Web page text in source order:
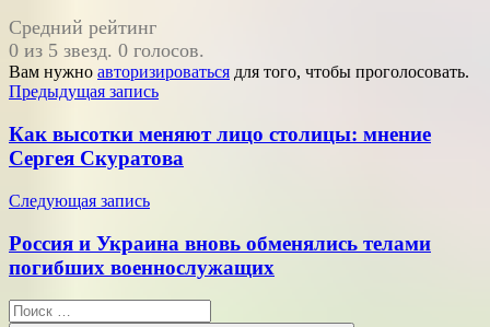
Средний рейтинг
0 из 5 звезд. 0 голосов.
Вам нужно авторизироваться для того, чтобы проголосовать.
Навигация
по
записям
Предыдущая запись
Как высотки меняют лицо столицы: мнение
Сергея Скуратова
Следующая запись
Россия и Украина вновь обменялись телами
погибших военнослужащих
Поиск